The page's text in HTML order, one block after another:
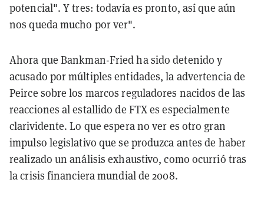
potencial". Y tres: todavía es pronto, así que aún
nos queda mucho por ver".
Ahora que Bankman-Fried ha sido detenido y
acusado por múltiples entidades, la advertencia de
Peirce sobre los marcos reguladores nacidos de las
reacciones al estallido de FTX es especialmente
clarividente. Lo que espera no ver es otro gran
impulso legislativo que se produzca antes de haber
realizado un análisis exhaustivo, como ocurrió tras
la crisis financiera mundial de 2008.